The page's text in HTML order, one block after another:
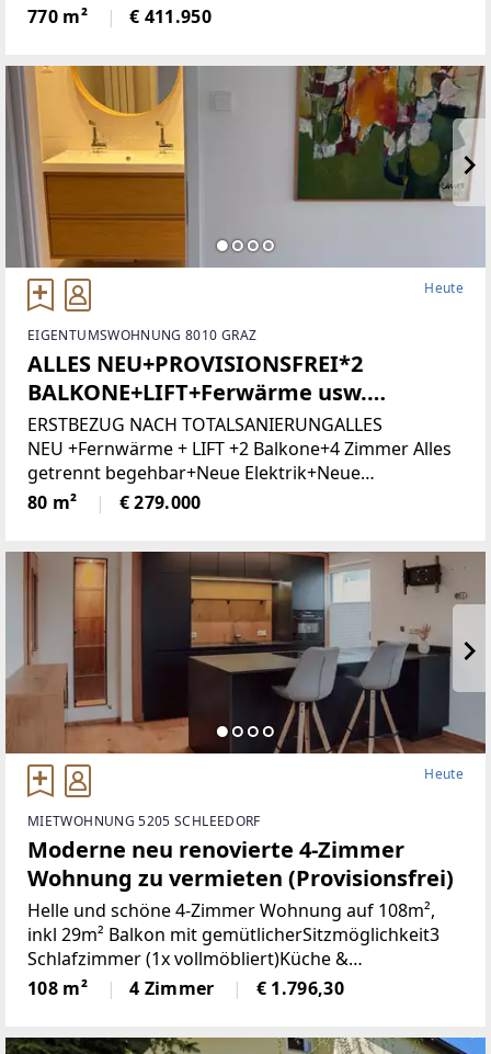
Grundstücksnummer129/2)Das Grundstück liegt in
Zone 5 - Wohngebiet und bietet
770 m² € 411.950
Heute
EIGENTUMSWOHNUNG 8010 GRAZ
ALLES NEU+PROVISIONSFREI*2
BALKONE+LIFT+Ferwärme usw.
(Provisionsfrei)
ERSTBEZUG NACH TOTALSANIERUNGALLES
NEU +Fernwärme + LIFT +2 Balkone+4 Zimmer Alles
getrennt begehbar+Neue Elektrik+Neue
Türen+Neues Bad+Neuer Parkett+Neue
80 m² € 279.000
Heute
MIETWOHNUNG 5205 SCHLEEDORF
Moderne neu renovierte 4-Zimmer
Wohnung zu vermieten (Provisionsfrei)
Helle und schöne 4-Zimmer Wohnung auf 108m²,
inkl 29m² Balkon mit gemütlicherSitzmöglichkeit3
Schlafzimmer (1x vollmöbliert)Küche &
Wohnbereich (Küche mit Steinplatte und
hochwertigen Geräten)Badezimmer (neu)WC (neu)2
108 m² 4 Zimmer € 1.796,30